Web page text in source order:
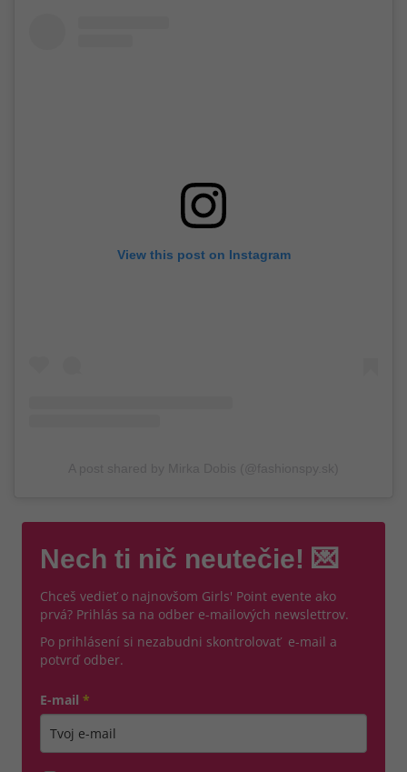
View this post on Instagram
Nech ti nič neutečie! 💌
Chceš vedieť o najnovšom Girls' Point evente ako
prvá? Prihlás sa na odber e-mailových newslettrov.
Po prihlásení si nezabudni skontrolovať e-mail a
potvrď odber.
E-mail *